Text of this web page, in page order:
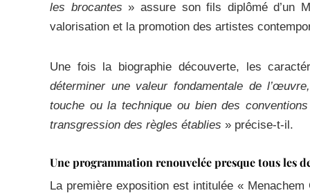
les brocantes» assure son fils diplômé d’un
valorisation et la promotion des artistes
Une fois la biographie découverte, les
déterminer une valeur fondamentale de
touche ou la technique ou bien des
transgression des règles établies » précise-t-il.
Une programmation renouvelée presque tous les
La première exposition est intitulée «